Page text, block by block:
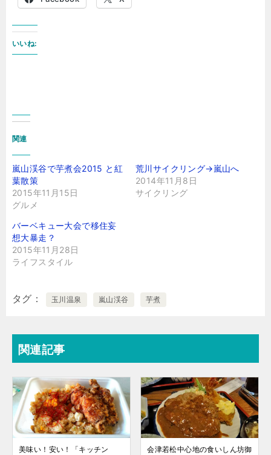
いいね:
関連
嵐山渓谷で芋煮会2015 と紅
葉散策
2015年11月15日
グルメ
荒川サイクリング→嵐山へ
2014年11月8日
サイクリング
バーベキュー大会で移住妄
想大暴走？
2015年11月28日
ライフスタイル
タグ 玉川温泉 嵐山渓谷 芋煮
関連記事
美味い！安い！「キッチン
会津若松中心地の食いしん坊御